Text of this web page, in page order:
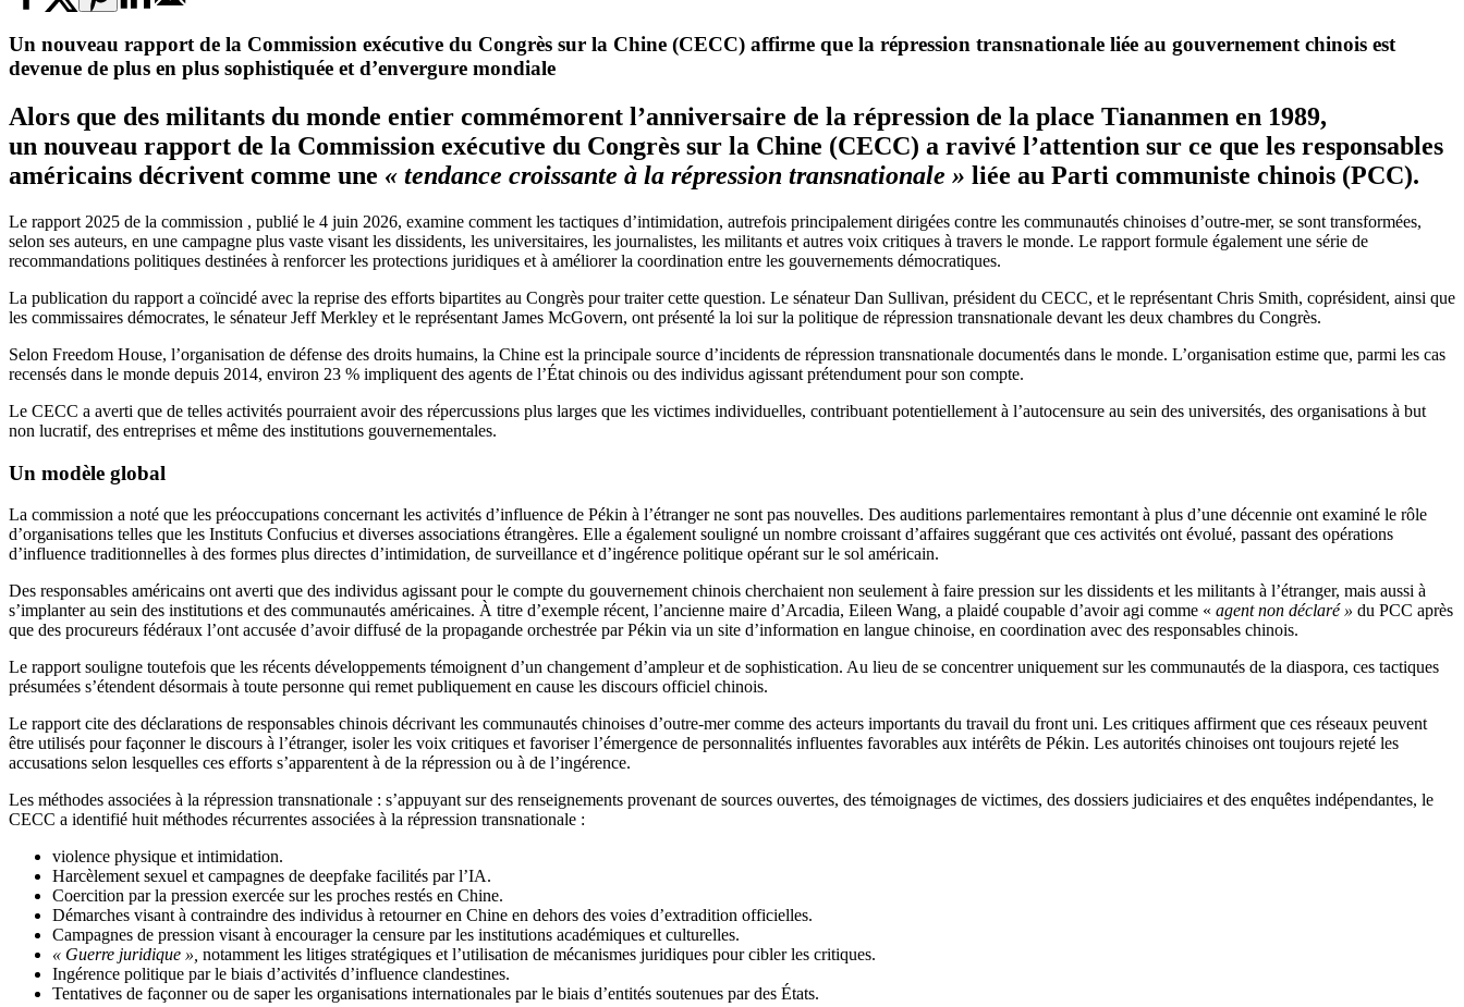
Un nouveau rapport de la Commission exécutive du Congrès sur la Chine (CECC) affirme que la répression transnationale liée au gouvernement chinois est
devenue de plus en plus sophistiquée et d’envergure mondiale
Alors que des militants du monde entier commémorent l’anniversaire de la répression de la place Tiananmen en 1989,
un nouveau rapport de la Commission exécutive du Congrès sur la Chine (CECC) a ravivé l’attention sur ce que les responsables
américains décrivent comme une « tendance croissante à la répression transnationale » liée au Parti communiste chinois (PCC).
Le rapport 2025 de la commission , publié le 4 juin 2026, examine comment les tactiques d’intimidation, autrefois principalement dirigées contre les communautés chinoises d’outre-mer, se sont transformées,
selon ses auteurs, en une campagne plus vaste visant les dissidents, les universitaires, les journalistes, les militants et autres voix critiques à travers le monde. Le rapport formule également une série de
recommandations politiques destinées à renforcer les protections juridiques et à améliorer la coordination entre les gouvernements démocratiques.
La publication du rapport a coïncidé avec la reprise des efforts bipartites au Congrès pour traiter cette question. Le sénateur Dan Sullivan, président du CECC, et le représentant Chris Smith, coprésident, ainsi que
les commissaires démocrates, le sénateur Jeff Merkley et le représentant James McGovern, ont présenté la loi sur la politique de répression transnationale devant les deux chambres du Congrès.
Selon Freedom House, l’organisation de défense des droits humains, la Chine est la principale source d’incidents de répression transnationale documentés dans le monde. L’organisation estime que, parmi les cas
recensés dans le monde depuis 2014, environ 23 % impliquent des agents de l’État chinois ou des individus agissant prétendument pour son compte.
Le CECC a averti que de telles activités pourraient avoir des répercussions plus larges que les victimes individuelles, contribuant potentiellement à l’autocensure au sein des universités, des organisations à but
non lucratif, des entreprises et même des institutions gouvernementales.
Un modèle global
La commission a noté que les préoccupations concernant les activités d’influence de Pékin à l’étranger ne sont pas nouvelles. Des auditions parlementaires remontant à plus d’une décennie ont examiné le rôle
d’organisations telles que les Instituts Confucius et diverses associations étrangères. Elle a également souligné un nombre croissant d’affaires suggérant que ces activités ont évolué, passant des opérations
d’influence traditionnelles à des formes plus directes d’intimidation, de surveillance et d’ingérence politique opérant sur le sol américain.
Des responsables américains ont averti que des individus agissant pour le compte du gouvernement chinois cherchaient non seulement à faire pression sur les dissidents et les militants à l’étranger, mais aussi à
s’implanter au sein des institutions et des communautés américaines. À titre d’exemple récent, l’ancienne maire d’Arcadia, Eileen Wang, a plaidé coupable d’avoir agi comme « agent non déclaré » du PCC après
que des procureurs fédéraux l’ont accusée d’avoir diffusé de la propagande orchestrée par Pékin via un site d’information en langue chinoise, en coordination avec des responsables chinois.
Le rapport souligne toutefois que les récents développements témoignent d’un changement d’ampleur et de sophistication. Au lieu de se concentrer uniquement sur les communautés de la diaspora, ces tactiques
présumées s’étendent désormais à toute personne qui remet publiquement en cause les discours officiel chinois.
Le rapport cite des déclarations de responsables chinois décrivant les communautés chinoises d’outre-mer comme des acteurs importants du travail du front uni. Les critiques affirment que ces réseaux peuvent
être utilisés pour façonner le discours à l’étranger, isoler les voix critiques et favoriser l’émergence de personnalités influentes favorables aux intérêts de Pékin. Les autorités chinoises ont toujours rejeté les
accusations selon lesquelles ces efforts s’apparentent à de la répression ou à de l’ingérence.
Les méthodes associées à la répression transnationale : s’appuyant sur des renseignements provenant de sources ouvertes, des témoignages de victimes, des dossiers judiciaires et des enquêtes indépendantes, le
CECC a identifié huit méthodes récurrentes associées à la répression transnationale :
violence physique et intimidation.
Harcèlement sexuel et campagnes de deepfake facilités par l’IA.
Coercition par la pression exercée sur les proches restés en Chine.
Démarches visant à contraindre des individus à retourner en Chine en dehors des voies d’extradition officielles.
Campagnes de pression visant à encourager la censure par les institutions académiques et culturelles.
« Guerre juridique », notamment les litiges stratégiques et l’utilisation de mécanismes juridiques pour cibler les critiques.
Ingérence politique par le biais d’activités d’influence clandestines.
Tentatives de façonner ou de saper les organisations internationales par le biais d’entités soutenues par des États.